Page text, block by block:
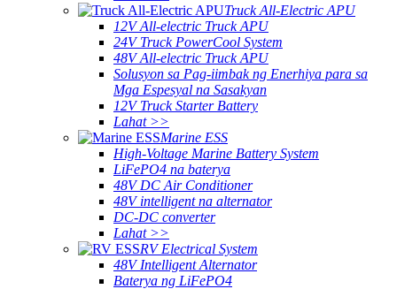
Truck All-Electric APU
12V All-electric Truck APU
24V Truck PowerCool System
48V All-electric Truck APU
Solusyon sa Pag-iimbak ng Enerhiya para sa
Mga Espesyal na Sasakyan
12V Truck Starter Battery
Lahat >>
Marine ESS
High-Voltage Marine Battery System
LiFePO4 na baterya
48V DC Air Conditioner
48V intelligent na alternator
DC-DC converter
Lahat >>
RV Electrical System
48V Intelligent Alternator
Baterya ng LiFePO4